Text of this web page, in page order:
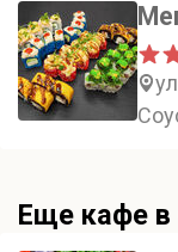
Еще кафе